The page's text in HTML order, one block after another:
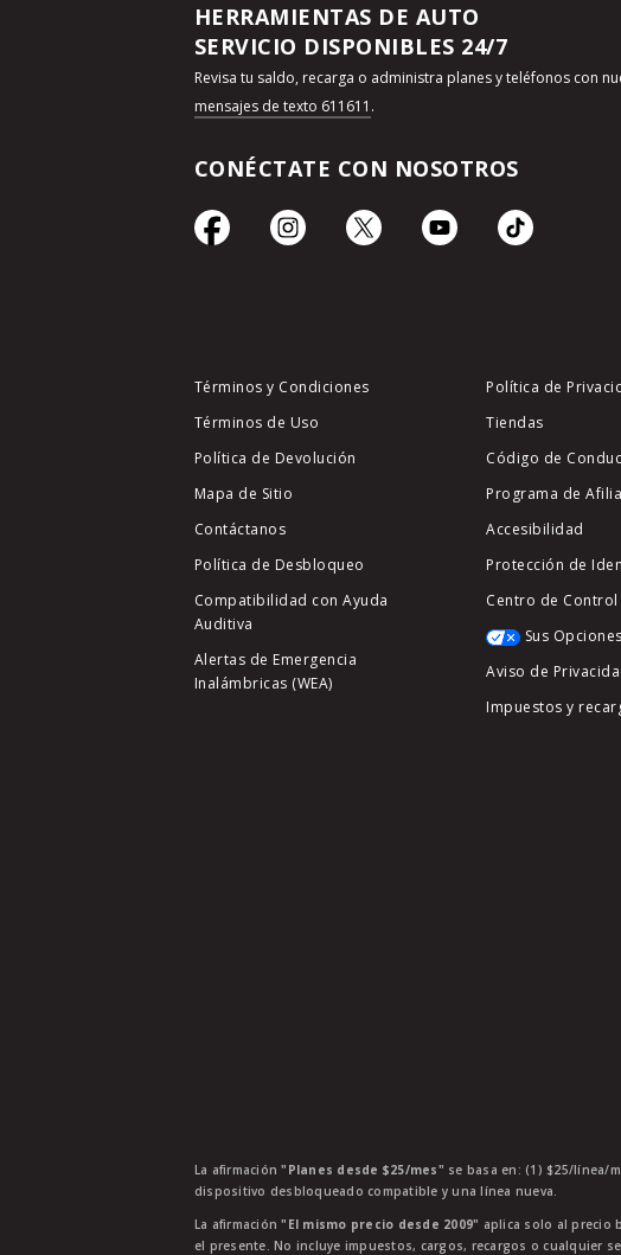
HERRAMIENTAS DE AUTO
SERVICIO DISPONIBLES 24/7
Revisa tu saldo, recarga o administra planes y teléfonos con
mensajes de texto 611611 .
CONÉCTATE CON NOSOTROS
Términos y Condiciones
Términos de Uso
Política de Devolución
Mapa de Sitio
Contáctanos
Política de Desbloqueo
Compatibilidad con Ayuda
Auditiva
Alertas de Emergencia
Inalámbricas (WEA)
Política de
Tiendas
Código de
Programa de
Accesibilidad
Protección de
Centro de
Sus
Aviso de
Impuestos y
La afirmación"Planes desde $25/mes" se basa en: (1) $25/línea/
dispositivo desbloqueado compatible y una línea nueva.
La afirmación"El mismo precio desde 2009" aplica solo al precio
el presente. No incluye impuestos, cargos, recargos o cualquier